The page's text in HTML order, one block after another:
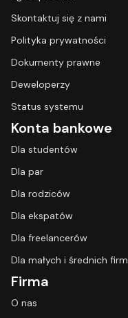
Skontaktuj się z nami
Polityka prywatności
Dokumenty prawne
Deweloperzy
Status systemu
Konta bankowe
Dla studentów
Dla par
Dla rodziców
Dla ekspatów
Dla freelancerów
Dla małych i średnich firm
Firma
O nas